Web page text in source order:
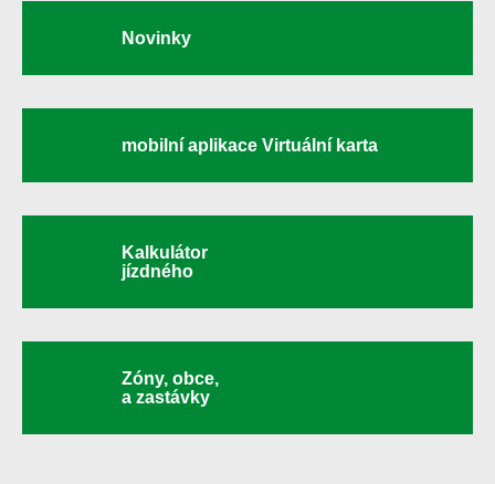
Novinky
mobilní aplikace Virtuální karta
Kalkulátor
jízdného
Zóny, obce,
a zastávky